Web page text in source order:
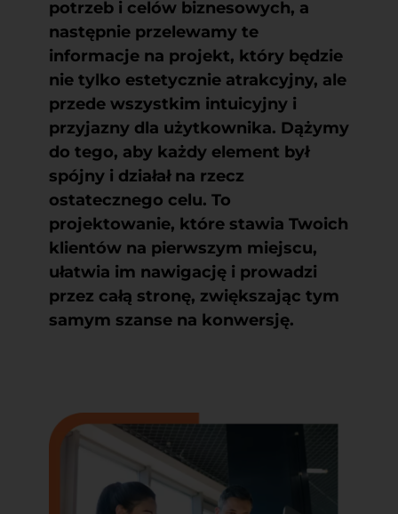
potrzeb i celów biznesowych, a
następnie przelewamy te
informacje na projekt, który będzie
nie tylko estetycznie atrakcyjny, ale
przede wszystkim intuicyjny i
przyjazny dla użytkownika. Dążymy
do tego, aby każdy element był
spójny i działał na rzecz
ostatecznego celu. To
projektowanie, które stawia Twoich
klientów na pierwszym miejscu,
ułatwia im nawigację i prowadzi
przez całą stronę, zwiększając tym
samym szanse na konwersję.